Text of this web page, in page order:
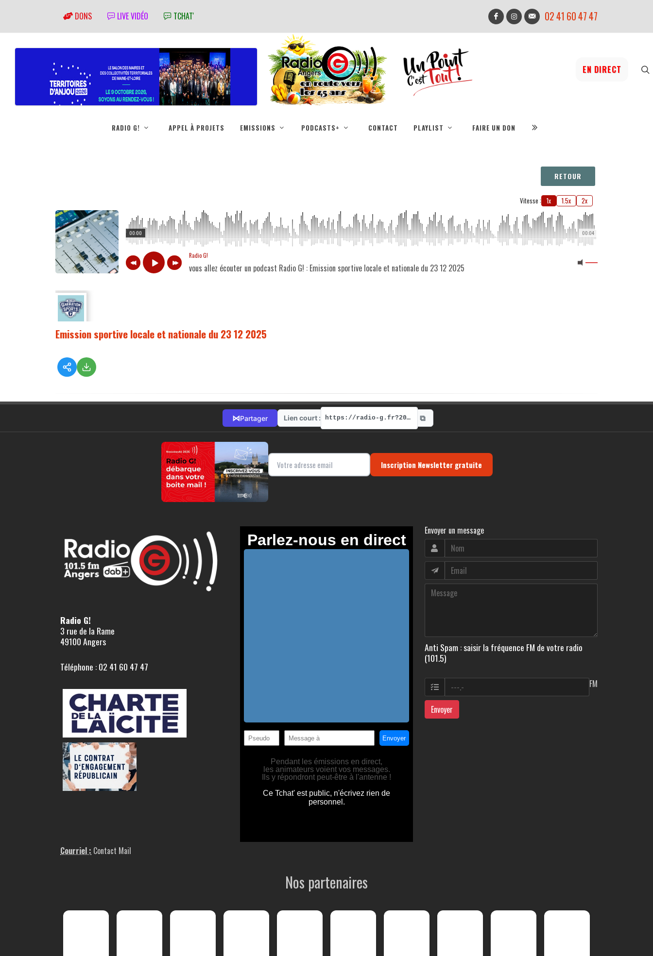
DONS LIVE VIDÉO TCHAT' 02 41 60 47 47
EN DIRECT
RADIO G! APPEL À PROJETS EMISSIONS PODCASTS+ CONTACT PLAYLIST FAIRE UN DON
RETOUR
Vitesse : 1x 1.5x 2x
00:04
00:00
Radio G!
vous allez écouter un podcast Radio G! : Emission sportive locale et nationale du 23 12 2025
Emission sportive locale et nationale du 23 12 2025
⋈Partager Lien court : https://radio-g.fr?20012 ⧉
Inscription Newsletter gratuite
Radio G!
3 rue de la Rame
49100 Angers
Téléphone : 02 41 60 47 47
Courriel : Contact Mail
Envoyer un message
Anti Spam : saisir la fréquence FM de votre radio
(101.5)
FM
Envoyer
Nos partenaires